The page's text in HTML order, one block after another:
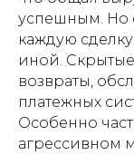
успешным. Но
каждую
иной.
возвраты,
платежных
Особенно
агрессивном